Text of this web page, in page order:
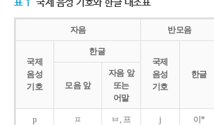
자음 반모음
국제
음성
기호
한글
국제
음성
기호
한글
모음 앞
자음 앞
또는
어말
p ㅍ ㅂ, 프 j 이*